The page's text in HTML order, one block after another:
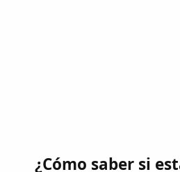
¿Cómo saber si